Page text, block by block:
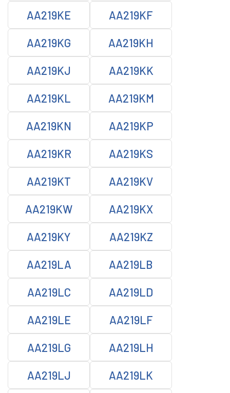
AA219KE AA219KF
AA219KG AA219KH
AA219KJ AA219KK
AA219KL AA219KM
AA219KN AA219KP
AA219KR AA219KS
AA219KT AA219KV
AA219KW AA219KX
AA219KY AA219KZ
AA219LA AA219LB
AA219LC AA219LD
AA219LE AA219LF
AA219LG AA219LH
AA219LJ AA219LK